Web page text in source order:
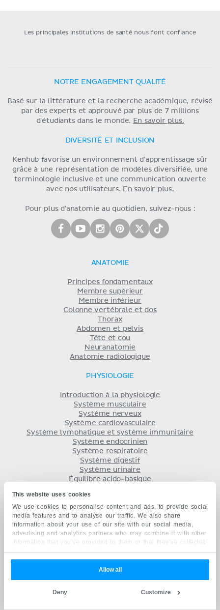
This website uses cookies
We use cookies to personalise content and ads, to provide social
media features and to analyse our traffic. We also share
information about your use of our site with our social media,
advertising and analytics partners who may combine it with other
information that you’ve provided to them or that they’ve collected
from your use of their services.
Allow all
Customize
Deny
Les principales institutions de santé nous font confiance
NOTRE ENGAGEMENT QUALITÉ
Basé sur la littérature et la recherche académique, révisé
par des experts et approuvé par plus de 7 millions
d'étudiants dans le monde. En savoir plus.
DIVERSITÉ ET INCLUSION
Kenhub favorise un environnement d'apprentissage sûr
grâce à une représentation de modèles diversifiée, une
terminologie inclusive et une communication ouverte
avec nos utilisateurs. En savoir plus.
Pour plus d'anatomie au quotidien, suivez-nous :
ANATOMIE
Principes fondamentaux
Membre supérieur
Membre inférieur
Colonne vertébrale et dos
Thorax
Abdomen et pelvis
Tête et cou
Neuranatomie
Anatomie radiologique
PHYSIOLOGIE
Introduction à la physiologie
Système musculaire
Système nerveux
Système cardiovasculaire
Système lymphatique et système immunitaire
Système endocrinien
Système respiratoire
Système digestif
Système urinaire
Équilibre acido-basique
HISTOLOGIE
Général
Systèmes
Schémas d'étiquetage